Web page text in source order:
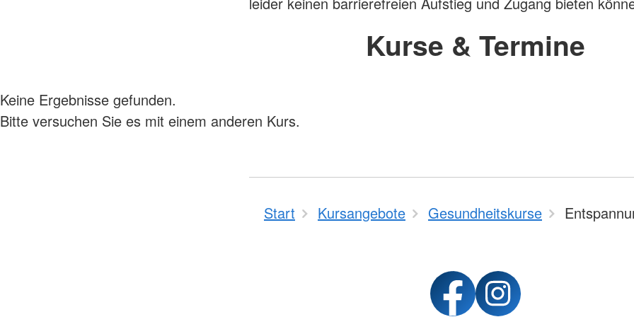
Kurse & Termine
Keine Ergebnisse gefunden.
Bitte versuchen Sie es mit einem anderen Kurs.
Start Kursangebote Gesundheitskurse